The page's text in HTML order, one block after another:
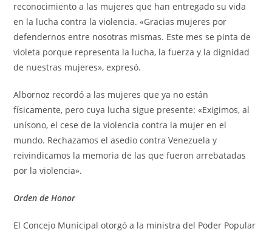
reconocimiento a las mujeres que han entregado su vida
en la lucha contra la violencia. «Gracias mujeres por
defendernos entre nosotras mismas. Este mes se pinta de
violeta porque representa la lucha, la fuerza y la dignidad
de nuestras mujeres», expresó.
Albornoz recordó a las mujeres que ya no están
físicamente, pero cuya lucha sigue presente: «Exigimos, al
unísono, el cese de la violencia contra la mujer en el
mundo. Rechazamos el asedio contra Venezuela y
reivindicamos la memoria de las que fueron arrebatadas
por la violencia».
Orden de Honor
El Concejo Municipal otorgó a la ministra del Poder Popular